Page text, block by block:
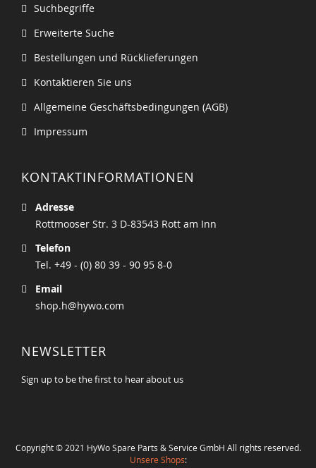
Suchbegriffe
Erweiterte Suche
Bestellungen und Rücklieferungen
Kontaktieren Sie uns
Allgemeine Geschäftsbedingungen (AGB)
Impressum
KONTAKTINFORMATIONEN
Adresse
Rottmooser Str. 3 D-83543 Rott am Inn
Telefon
Tel. +49 - (0) 80 39 - 90 95 8-0
Email
shop.h@hywo.com
NEWSLETTER
Sign up to be the first to hear about us
Copyright © 2021 HyWo Spare Parts & Service GmbH All rights reserved.
Unsere Shops: